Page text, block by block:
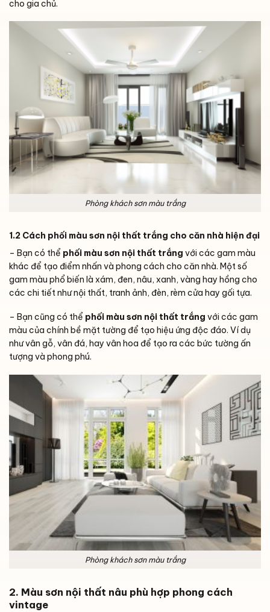
cho gia chủ.
Phòng khách sơn màu trắng
1.2 Cách phối màu sơn nội thất trắng cho căn nhà hiện đại
– Bạn có thể phối màu sơn nội thất trắng với các gam màu
khác để tạo điểm nhấn và phong cách cho căn nhà. Một số
gam màu phổ biến là xám, đen, nâu, xanh, vàng hay hồng cho
các chi tiết như nội thất, tranh ảnh, đèn, rèm cửa hay gối tựa.
– Bạn cũng có thể phối màu sơn nội thất trắng với các gam
màu của chính bề mặt tường để tạo hiệu ứng độc đáo. Ví dụ
như vân gỗ, vân đá, hay vân hoa để tạo ra các bức tường ấn
tượng và phong phú.
Phòng khách sơn màu trắng
2. Màu sơn nội thất nâu phù hợp phong cách
vintage